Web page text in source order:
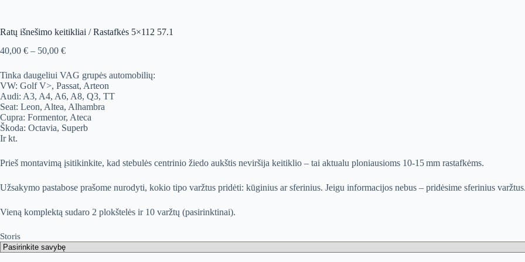
Ratų išnešimo keitikliai / Rastafkės 5×112 57.1
40,00 € – 50,00 €Price
40,00 €
through
50,00 €
Tinka daugeliui VAG grupės automobilių:
VW: Golf V>, Passat, Arteon
Audi: A3, A4, A6, A8, Q3, TT
Seat: Leon, Altea, Alhambra
Cupra: Formentor, Ateca
Škoda: Octavia, Superb
Ir kt.
Prieš montavimą įsitikinkite, kad stebulės centrinio žiedo aukštis neviršija keitiklio – tai aktualu ploniausioms 10-15 mm rastafkėms.
Užsakymo pastabose prašome nurodyti, kokio tipo varžtus pridėti: kūginius ar sferinius. Jeigu informacijos nebus – pridėsime sferinius
Vieną komplektą sudaro 2 plokštelės ir 10 varžtų (pasirinktinai).
Storis